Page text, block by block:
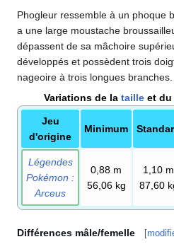
Phogleur ressemble à un phoque
a une large moustache
dépassent de sa mâchoire
développés et possèdent trois
nageoire à trois longues branches.
Variations de la taille et du
Jeu
d'origine
Minimum
Légendes
Pokémon :
Arceus
0,88 m
56,06 kg
1,10 m
87,60
Différences mâle/femelle [